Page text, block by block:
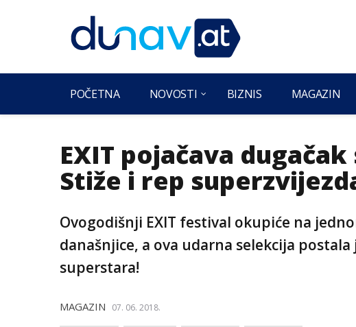
POČETNA NOVOSTI BIZNIS MAGAZIN
EXIT pojačava
Stiže i rep
Ovogodišnji EXIT festival okupiće na
današnjice, a ova udarna selekcija
superstara!
MAGAZIN 07. 06. 2018.